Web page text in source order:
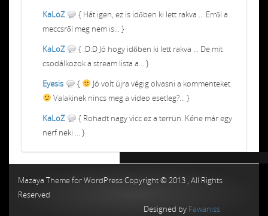
KaLoZ
{ Hát igen, ez is időben ki lett rakva ... Erről a
meccsről meg nem is... }
KaLoZ
{ :D:D Jó hogy időben ki lett rakva ... De mit
csodálkozok a stream lista a... }
Eyesis
{
Jó volt újra végig olvasni a kommenteket
Valakinek nincs meg a video esetleg?... }
KaLoZ
{ Rohadt nagy vicc ez a terrun. Kéne már egy
nerf neki ... }
Mazaya Theme for WordPress Copyright © 2013 , All Rights
Reserved
Designed by Fawaniss